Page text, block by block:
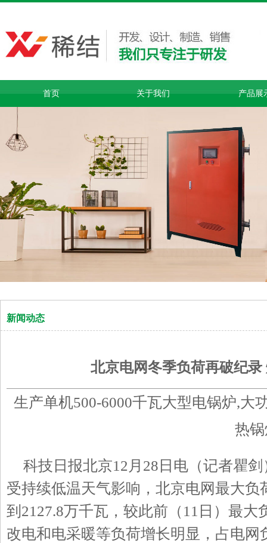
首页 关于我们 产品展
新闻动态
北京电网冬季负荷再破纪
生产单机500-6000千瓦大型电锅炉,大
热
科技日报北京12 月 28 日电（记者瞿
受持续低温天气影响，北京电网最大负
到 2127.8万千瓦，较此前（ 11 日）最大
改电和电采暖等负荷增长明显，占电网